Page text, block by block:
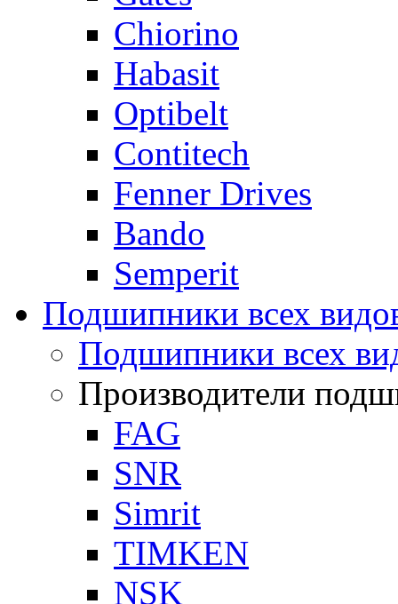
Chiorino
Habasit
Optibelt
Contitech
Fenner Drives
Bando
Semperit
Подшипники всех
Подшипники всех
Производители
FAG
SNR
Simrit
TIMKEN
NSK